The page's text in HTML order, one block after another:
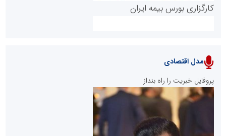
پایگاه خبری نهضت ملی مسکن
کارگزاری بورس بیمه ایران
مدل اقتصادی
پروفایل خبریت را راه بنداز